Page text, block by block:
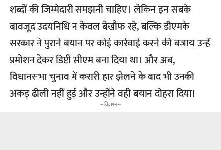
शब्दों की जिम्मेदारी समझनी चाहिए। लेकिन इन सबके
बावजूद उदयनिधि न केवल बेखौफ रहे, बल्कि डीएमके
सरकार ने पुराने बयान पर कोई कार्रवाई करने की बजाय उन्हें
प्रमोशन देकर डिप्टी सीएम बना दिया था। और अब,
विधानसभा चुनाव में करारी हार झेलने के बाद भी उनकी
अकड़ ढीली नहीं हुई और उन्होंने वही बयान दोहरा दिया।
-- विज्ञापन --